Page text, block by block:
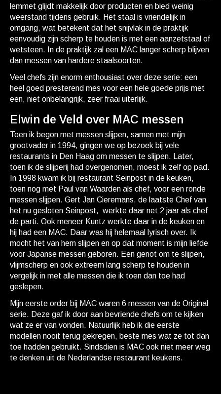
lemmet glijdt makkelijk door producten en bied weinig
weerstand tijdens gebruik. Het staal is vriendelijk in
omgang, wat betekent dat het snijvlak in de praktijk
eenvoudig zijn scherp te houden is met een aanzetstaal of
wetsteen. In de praktijk zal een MAC langer scherp blijven
dan messen van hardere staalsoorten.
Veel chefs zijn enorm enthousiast over deze serie: een
heel goed presterend mes voor een hele goede prijs met
een, niet onbelangrijk, zeer fraai uiterlijk.
Elwin de Veld over MAC messen
Toen ik begon met messen slijpen, samen met mijn
grootvader in 1994, gingen we op bezoek bij vele
restaurants in Den Haag om messen te slijpen. Later,
toen ik de slijperij had overgenomen, moest ik zelf op pad.
In 1998 kwam ik bij restaurant Seinpost in de keuken,
toen nog met Paul van Waarden als chef, voor een ronde
messen slijpen. Gert Jan Cieremans, de laatste Chef van
het nu gesloten Seinpost, werkte daar net 2 jaar als chef
de parti. Ook meneer Kuntz werkte daar in de keuken en
hij had een MAC. Daar was hij helemaal lyrisch over. Ik
mocht het van hem slijpen en op dat moment is mijn liefde
voor Japanse messen geboren. Een genot om te slijpen,
vlijmscherp en ook extreem lang scherp te houden in
vergelijk in met alle messen die ik toen dan toe had
geslepen.
Mijn eerste order bij MAC waren 6 messen van de Original
serie. Deze gaf ik door aan bevriende chefs om te kijken
wat ze er van vonden. Natuurlijk heb ik die eerste
modellen nooit terug gekregen, beste mes wat ze tot dan
toe hadden gebruikt. Sindsdien is MAC ook niet meer weg
te denken uit de Nederlandse restaurant keukens.